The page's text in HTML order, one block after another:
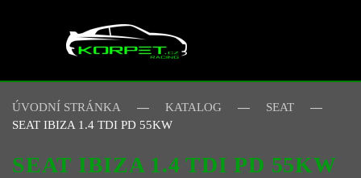
Skip to main content
ÚVODNÍ STRÁNKA KATALOG
SEAT
SEAT IBIZA 1.4 TDI PD 55KW
SEAT IBIZA 1.4 TDI PD 55KW